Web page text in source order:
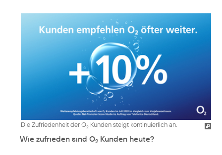
Die Zufriedenheit der O2 Kunden steigt kontinuierlich an.
Wie zufrieden sind O2 Kunden heute?